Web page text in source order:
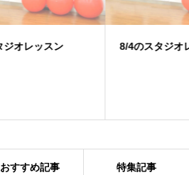
8/4のスタジオレッスン
おすすめ記事 特集記事